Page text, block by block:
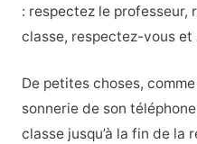
: respectez le professeur,
classe, respectez-vous
De petites choses,
sonnerie de son
classe jusqu’à la fin de la